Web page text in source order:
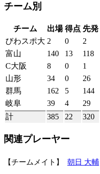
チーム別
チーム 出場 得点 先発
びわスポ大 2 0 2
富山
140 13 118
C大阪
8 0 1
山形
34 0 26
群馬
162 5 144
岐阜
39 4 29
計
385 22 320
関連プレーヤー
チームメイト 朝日 大輔